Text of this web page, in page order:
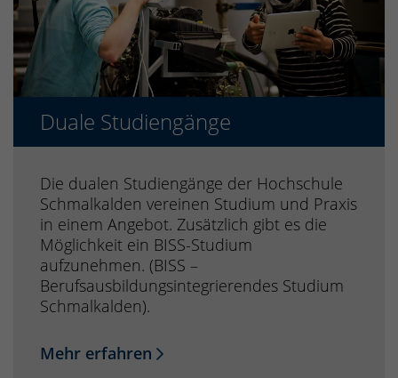
Duale Studiengänge
Die dualen Studiengänge der Hochschule
Schmalkalden vereinen Studium und Praxis
in einem Angebot. Zusätzlich gibt es die
Möglichkeit ein BISS-Studium
aufzunehmen. (BISS –
Berufsausbildungsintegrierendes Studium
Schmalkalden).
Mehr erfahren